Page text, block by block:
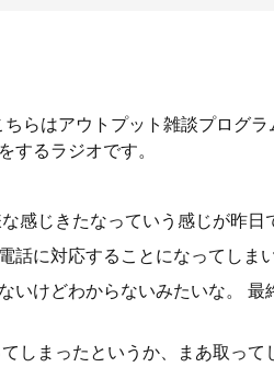
らはアウトプット雑談プログ
するラジオです。
感じきたなっていう感じが昨日
話に対応することになってしま
いけどわからないみたいな。 最
しまったというか、まあ取っ